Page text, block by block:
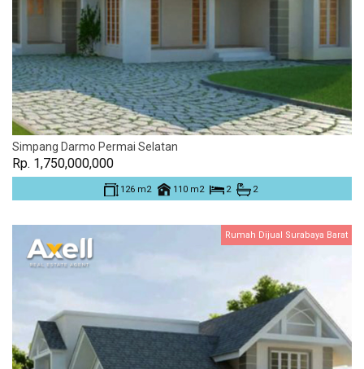
Simpang Darmo Permai Selatan
Rp. 1,750,000,000
126 m2 110 m2 2 2
Rumah Dijual Surabaya Barat